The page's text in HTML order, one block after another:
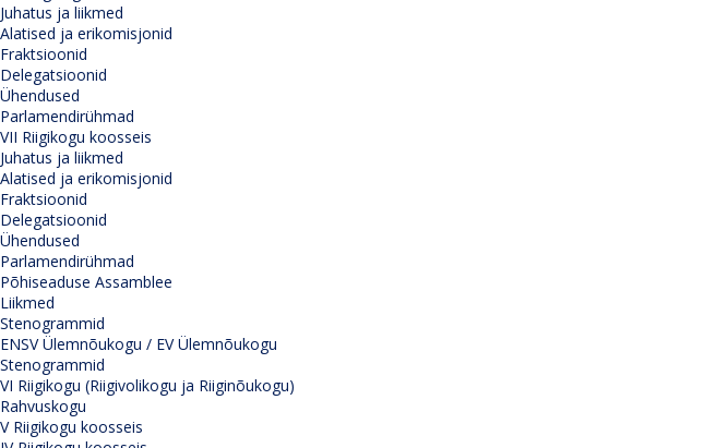
Juhatus ja liikmed
Alatised ja erikomisjonid
Fraktsioonid
Delegatsioonid
Ühendused
Parlamendirühmad
VII Riigikogu koosseis
Juhatus ja liikmed
Alatised ja erikomisjonid
Fraktsioonid
Delegatsioonid
Ühendused
Parlamendirühmad
Põhiseaduse Assamblee
Liikmed
Stenogrammid
ENSV Ülemnõukogu / EV Ülemnõukogu
Stenogrammid
VI Riigikogu (Riigivolikogu ja Riiginõukogu)
Rahvuskogu
V Riigikogu koosseis